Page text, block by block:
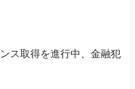
ス取得を進行中、金融犯